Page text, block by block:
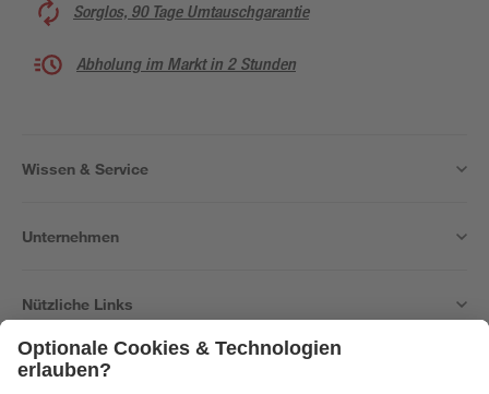
Sorglos, 90 Tage Umtauschgarantie
Abholung im Markt in 2 Stunden
Wissen & Service
Unternehmen
Nützliche Links